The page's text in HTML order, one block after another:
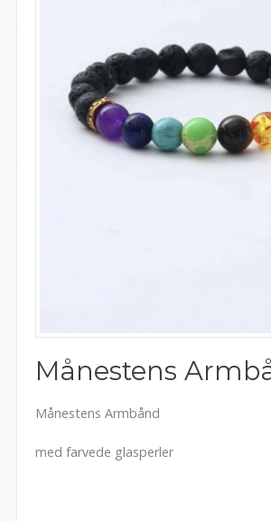
Månestens
Månestens Armbånd
med farvede glasperler